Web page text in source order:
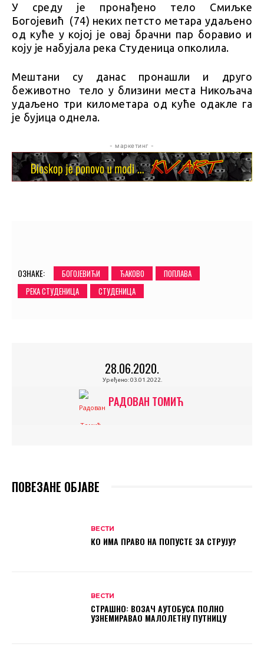
У среду је пронађено тело Смиљке
Богојевић (74) неких петсто метара удаљено
од куће у којој је овај брачни пар боравио и
коју је набујала река Студеница опколила.
Мештани су данас пронашли и друго
беживотно тело у близини места Никољача
удаљено три километара од куће одакле га
је бујица однела.
- маркетинг -
ОЗНАКЕ: БОГОЈЕВИЋИ ЂАКОВО
ПОПЛАВА
РЕКА СТУДЕНИЦА
СТУДЕНИЦА
28.06.2020.
Уређено: 03.01.2022.
РАДОВАН ТОМИЋ
ПОВЕЗАНЕ ОБЈАВЕ
ВЕСТИ
КО ИМА ПРАВО НА ПОПУСТЕ ЗА СТРУЈУ?
ВЕСТИ
СТРАШНО: ВОЗАЧ АУТОБУСА ПОЛНО
УЗНЕМИРАВАО МАЛОЛЕТНУ ПУТНИЦУ